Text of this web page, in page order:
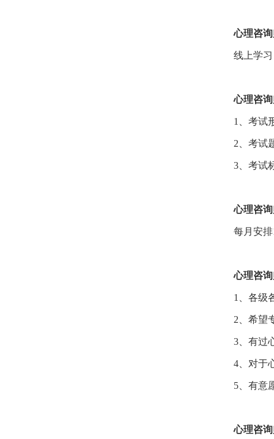
心理咨
线上学
心理咨
1、考试
2、考试
3、考试
心理咨
每月安排
心理咨
1、各级
2、希望
3、有过
4、对于
5、有意
心理咨